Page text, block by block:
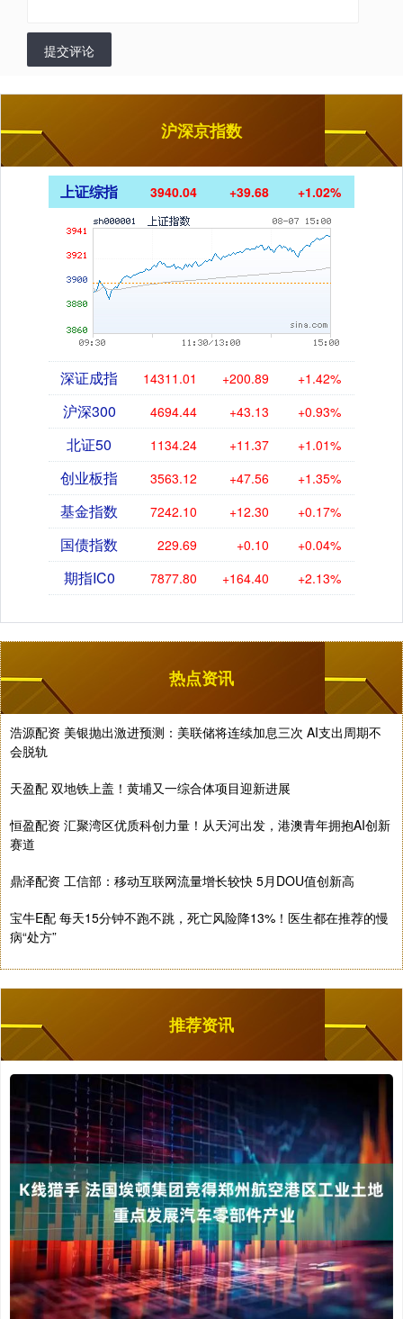
提交评论
沪深京指数
上证综指 3940.04 +39.68 +1.02%
深证成指 14311.01 +200.89 +1.42%
沪深300 4694.44 +43.13 +0.93%
北证50 1134.24 +11.37 +1.01%
创业板指 3563.12 +47.56 +1.35%
基金指数 7242.10 +12.30 +0.17%
国债指数 229.69 +0.10 +0.04%
期指IC0 7877.80 +164.40 +2.13%
热点资讯
浩源配资 美银抛出激进预测：美联储将连续加息三次 AI支出周期不
会脱轨
天盈配 双地铁上盖！黄埔又一综合体项目迎新进展
恒盈配资 汇聚湾区优质科创力量！从天河出发，港澳青年拥抱AI创新
赛道
鼎泽配资 工信部：移动互联网流量增长较快 5月DOU值创新高
宝牛E配 每天15分钟不跑不跳，死亡风险降13%！医生都在推荐的慢
病“处方”
推荐资讯